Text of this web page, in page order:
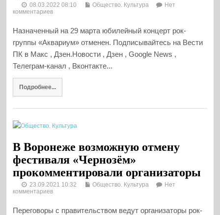
08.03.2022 08:10 Общество. Культура
Нет
комментариев
Назначенный на 29 марта юбилейный концерт рок-
группы «Аквариум» отменен. Подписывайтесь на Вести
ПК в Макс , Дзен.Новости , Дзен , Google News ,
Телеграм-канал , Вконтакте...
Подробнее...
В Воронеже возможную отмену
фестиваля «Чернозём»
прокомментировали организаторы
23.09.2021 10:32 Общество. Культура
Нет
комментариев
Переговоры с правительством ведут организаторы рок-